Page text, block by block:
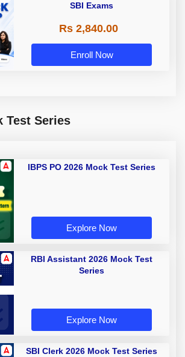
SBI Exams
Rs 2,840.00
Enroll Now
Test Series
IBPS PO 2026 Mock Test Series
Explore Now
RBI Assistant 2026 Mock Test
Series
Explore Now
SBI Clerk 2026 Mock Test Series